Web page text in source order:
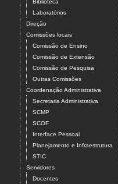
Biblioteca
Laboratórios
Direção
Comissões locais
Comissão de Ensino
Comissão de Extensão
Comissão de Pesquisa
Outras Comissões
Coordenação Administrativa
Secretaria Administrativa
SCMP
SCOF
Interface Pessoal
Planejamento e Infraestrutura
STIC
Servidores
Docentes